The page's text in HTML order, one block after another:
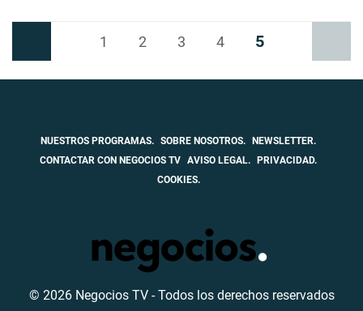
1 2 3 4 5
NUESTROS PROGRAMAS. SOBRE NOSOTROS.
NEWSLETTER.
CONTACTAR CON NEGOCIOS TV AVISO LEGAL.
PRIVACIDAD.
COOKIES.
© 2026 Negocios TV - Todos los derechos reservados